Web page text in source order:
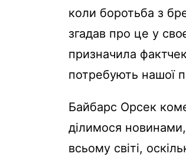
коли боротьба з
згадав про це у
призначила
потребують нашої
Байбарс Орсек
ділимося
всьому світі,